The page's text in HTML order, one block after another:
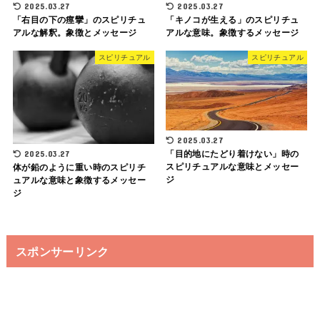
2025.03.27
「右目の下の痙攣」のスピリチュ
アルな解釈。象徴とメッセージ
2025.03.27
「キノコが生える」のスピリチュ
アルな意味。象徴するメッセージ
スピリチュアル
2025.03.27
体が鉛のように重い時のスピリチ
ュアルな意味と象徴するメッセー
ジ
スピリチュアル
2025.03.27
「目的地にたどり着けない」時の
スピリチュアルな意味とメッセー
ジ
スポンサーリンク